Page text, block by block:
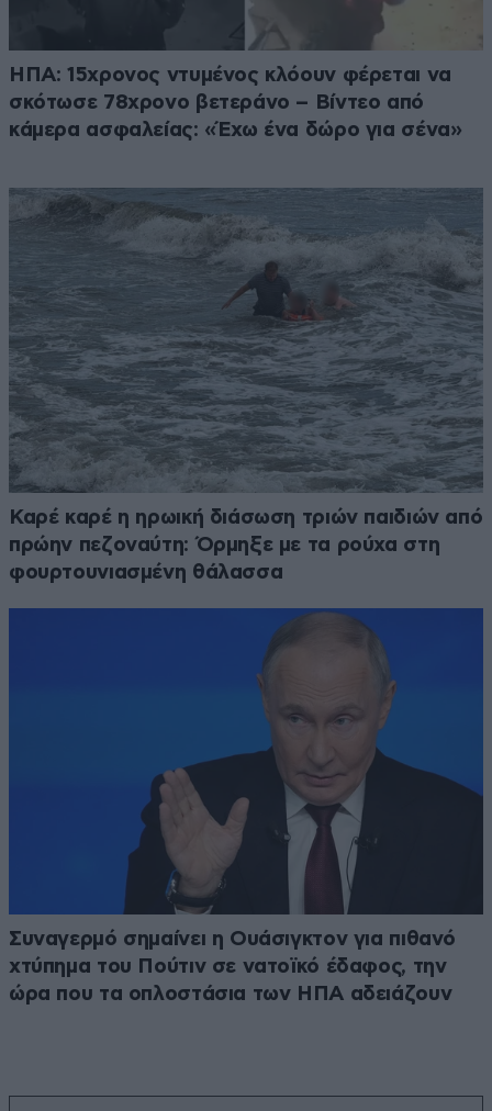
ΗΠΑ: 15χρονος ντυμένος κλόουν φέρεται να
σκότωσε 78χρονο βετεράνο – Βίντεο από
κάμερα ασφαλείας: «Έχω ένα δώρο για σένα»
Καρέ καρέ η ηρωική διάσωση τριών παιδιών από
πρώην πεζοναύτη: Όρμηξε με τα ρούχα στη
φουρτουνιασμένη θάλασσα
Συναγερμό σημαίνει η Ουάσιγκτον για πιθανό
χτύπημα του Πούτιν σε νατοϊκό έδαφος, την
ώρα που τα οπλοστάσια των ΗΠΑ αδειάζουν